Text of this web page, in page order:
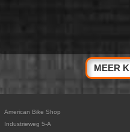
MEER
American Bike Shop
Industrieweg 5-A